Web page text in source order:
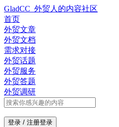
GladCC_外贸人的内容社区
首页
外贸文章
外贸文档
需求对接
外贸话题
外贸服务
外贸答题
外贸调研
登录 / 注册登录